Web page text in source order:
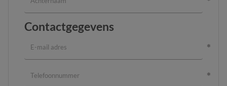
Contactgegevens